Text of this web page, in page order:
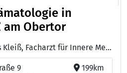
in
am Obertor
Ärzte: Dr. med. Mathias Kleiß, Facharzt für Innere Medizin, Hämatologie und Onkologie - Dr. med. Tobias Schelberger, Facharzt für innere Medizin und Gastroenterologie
9
199km